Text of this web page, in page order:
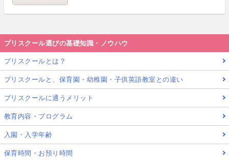
プリスクール選びの基礎知識・ノウハウ
プリスクールとは？
プリスクールと、保育園・幼稚園・子供英語教室との違い
プリスクールに通うメリット
教育内容・プログラム
入園・入学年齢
保育時間・お預り時間